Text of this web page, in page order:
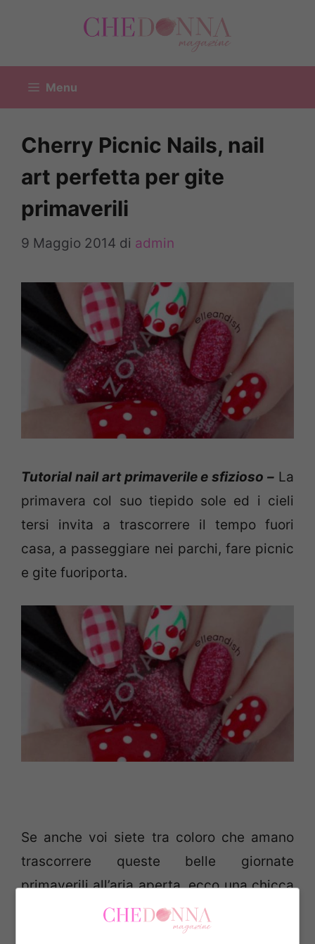
Menu
Cherry Picnic Nails, nail
art perfetta per gite
primaverili
9 Maggio 2014 di admin
Tutorial nail art primaverile e sfizioso – La
primavera col suo tiepido sole ed i cieli
tersi invita a trascorrere il tempo fuori
casa, a passeggiare nei parchi, fare picnic
e gite fuoriporta.
Se anche voi siete tra coloro che amano
trascorrere queste belle giornate
primaverili all’aria aperta, ecco una chicca
di stile decisamente da non perdere!